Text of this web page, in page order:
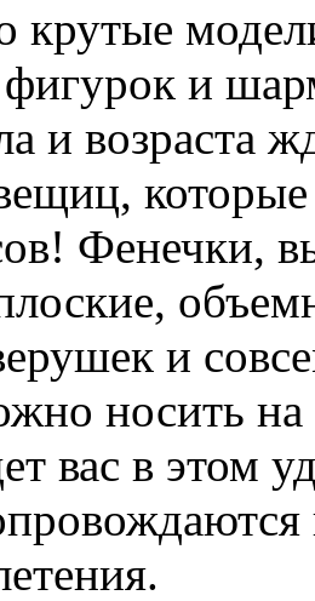
крутые
и
и возраста
Фенечки,
и
носить на
вас в этом